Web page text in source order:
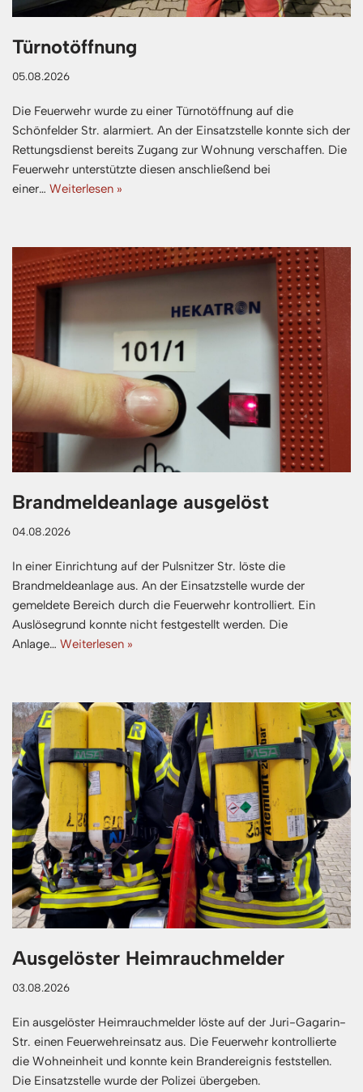
Türnotöffnung
05.08.2026
Die Feuerwehr wurde zu einer Türnotöffnung auf die
Schönfelder Str. alarmiert. An der Einsatzstelle konnte sich der
Rettungsdienst bereits Zugang zur Wohnung verschaffen. Die
Feuerwehr unterstützte diesen anschließend bei
einer… Weiterlesen »
Brandmeldeanlage ausgelöst
04.08.2026
In einer Einrichtung auf der Pulsnitzer Str. löste die
Brandmeldeanlage aus. An der Einsatzstelle wurde der
gemeldete Bereich durch die Feuerwehr kontrolliert. Ein
Auslösegrund konnte nicht festgestellt werden. Die
Anlage… Weiterlesen »
Ausgelöster Heimrauchmelder
03.08.2026
Ein ausgelöster Heimrauchmelder löste auf der Juri-Gagarin-
Str. einen Feuerwehreinsatz aus. Die Feuerwehr kontrollierte
die Wohneinheit und konnte kein Brandereignis feststellen.
Die Einsatzstelle wurde der Polizei übergeben.